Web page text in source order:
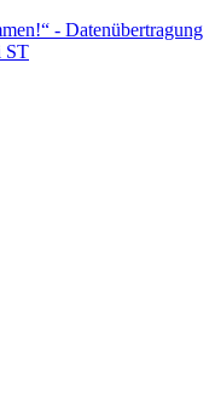
- Datenübertragung
ST